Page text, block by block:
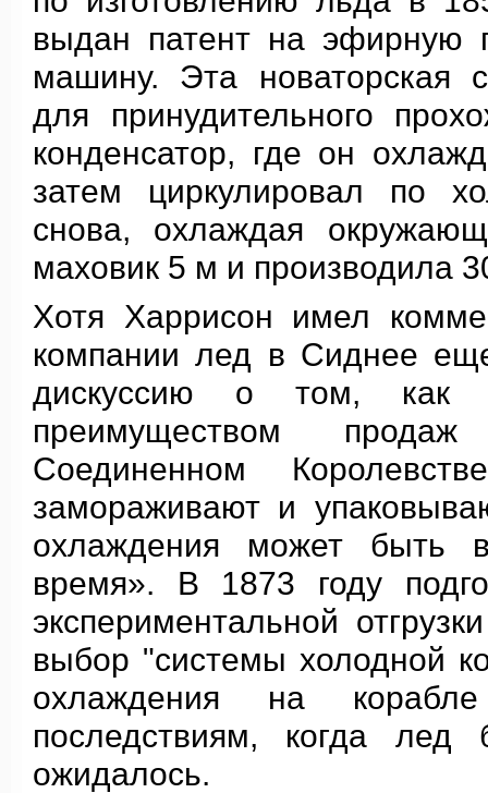
выдан патент на эфирную
машину. Эта новаторская
для принудительного
конденсатор, где он
затем циркулировал по
снова, охлаждая
маховик 5 м и производила
Хотя Харрисон имел
компании лед в Сиднее
дискуссию о том, как
преимуществом
Соединенном
замораживают и
охлаждения может быть
время». В 1873 году
экспериментальной
выбор "системы холодной
охлаждения на
последствиям, когда
ожидалось.